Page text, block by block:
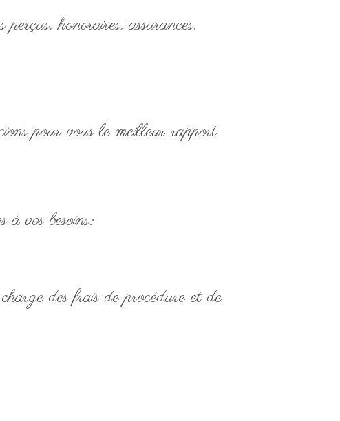
honoraires, assurances,
pour vous le meilleur rapport
vos besoins:
des frais de procédure et de